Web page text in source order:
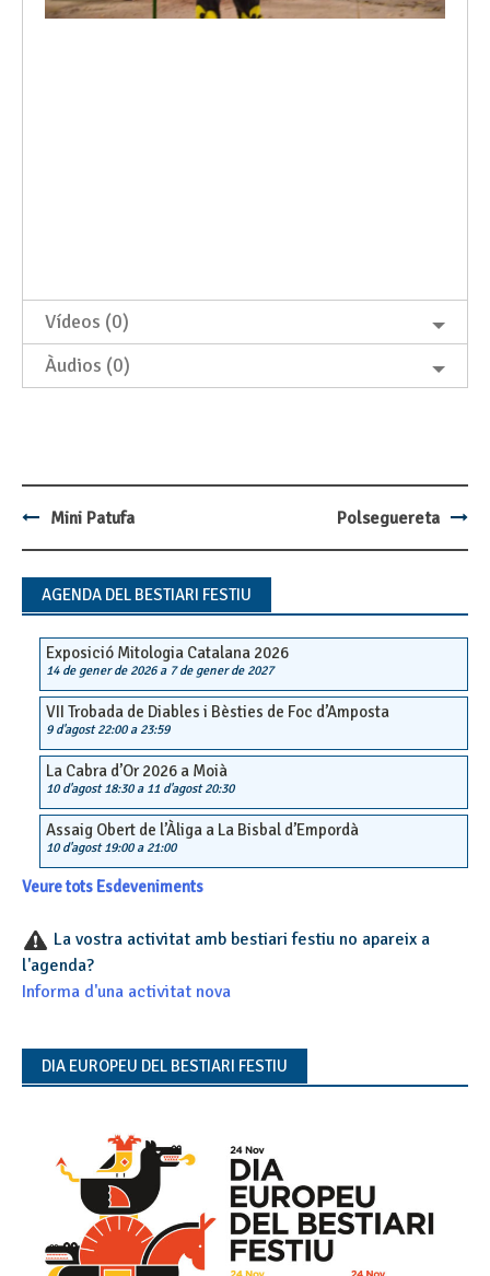
Vídeos (0)
Àudios (0)
Post
navigation
Mini Patufa Polseguereta
AGENDA DEL BESTIARI FESTIU
Exposició Mitologia Catalana 2026
14 de gener de 2026a 7 de gener de 2027
VII Trobada de Diables i Bèsties de Foc d’Amposta
9 d'agost 22:00a 23:59
La Cabra d’Or 2026 a Moià
10 d'agost 18:30a 11 d'agost 20:30
Assaig Obert de l’Àliga a La Bisbal d’Empordà
10 d'agost 19:00a 21:00
Veure tots Esdeveniments
La vostra activitat amb bestiari festiu no apareix a
l'agenda?
Informa d'una activitat nova
DIA EUROPEU DEL BESTIARI FESTIU